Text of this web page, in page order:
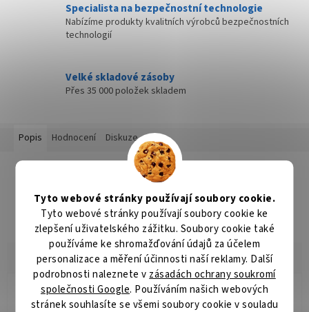
Tyto webové stránky používají soubory cookie.
Tyto webové stránky používají soubory cookie ke
zlepšení uživatelského zážitku. Soubory cookie také
používáme ke shromažďování údajů za účelem
personalizace a měření účinnosti naší reklamy. Další
podrobnosti naleznete v zásadách ochrany soukromí
společnosti Google. Používáním našich webových
stránek souhlasíte se všemi soubory cookie v souladu
Specialista na bezpečnostní technologie
Nabízíme produkty kvalitních výrobců bezpečnostních
technologií
Velké skladové zásoby
Přes 35 000 položek skladem
Popis Hodnocení Diskuze
Detailní popis produktu
Popis produktu není dostupný
Radomír Hurník